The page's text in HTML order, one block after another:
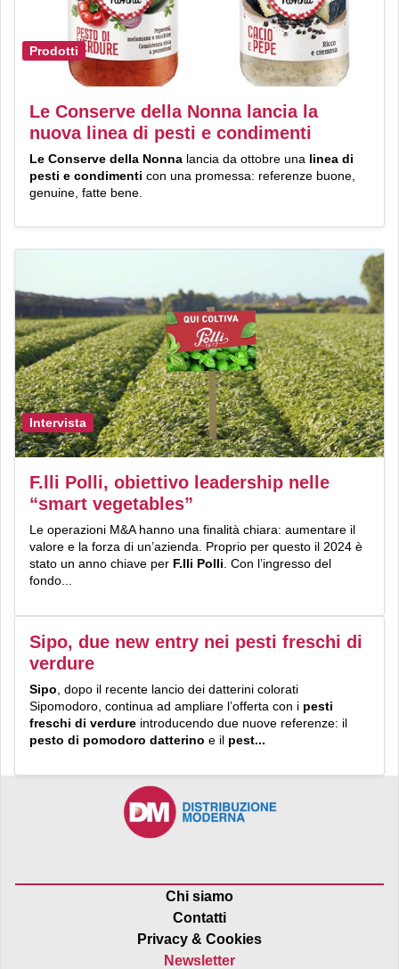
Prodotti
Le Conserve della Nonna lancia la
nuova linea di pesti e condimenti
Le Conserve della Nonna lancia da ottobre una linea di
pesti e condimenti con una promessa: referenze buone,
genuine, fatte bene.
Intervista
F.lli Polli, obiettivo leadership nelle
“smart vegetables”
Le operazioni M&A hanno una finalità chiara: aumentare il
valore e la forza di un’azienda. Proprio per questo il 2024 è
stato un anno chiave per F.lli Polli . Con l’ingresso del
fondo...
Sipo, due new entry nei pesti freschi di
verdure
Sipo , dopo il recente lancio dei datterini colorati
Sipomodoro, continua ad ampliare l’offerta con i pesti
freschi di verdure introducendo due nuove referenze: il
pesto di pomodoro datterino e il pest...
Chi siamo
Contatti
Privacy & Cookies
Newsletter